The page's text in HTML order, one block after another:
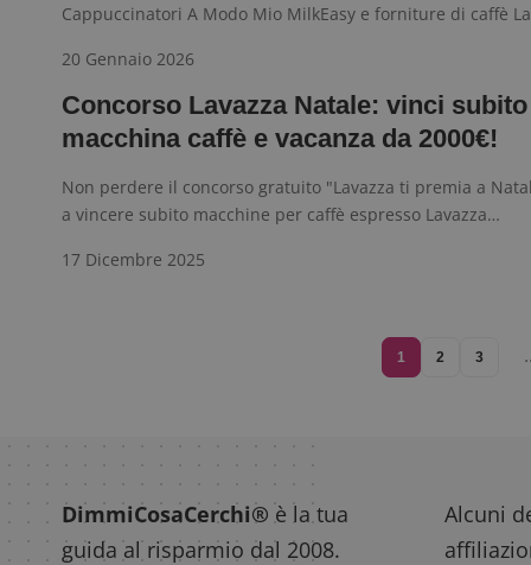
Cappuccinatori A Modo Mio MilkEasy e forniture di caffè
20 Gennaio 2026
Concorso Lavazza Natale: vinci subito
macchina caffè e vacanza da 2000€!
Non perdere il concorso gratuito "Lavazza ti premia a
a vincere subito macchine per caffè espresso Lavazza…
17 Dicembre 2025
1 2 3
DimmiCosaCerchi® è la tua
guida al risparmio dal 2008.
Alcuni